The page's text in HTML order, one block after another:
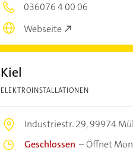
036076 4 00 06
Webseite
Kiel
ELEKTROINSTALLATIONEN
Industriestr. 29,99974
Geschlossen –Öffnet